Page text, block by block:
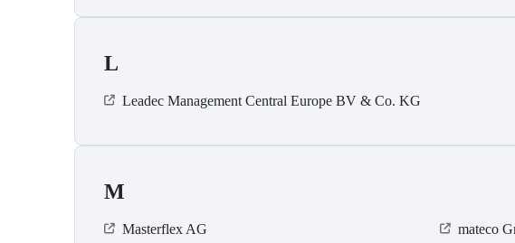
L
Leadec Management Central Europe BV & Co. KG
M
Masterflex AG mateco